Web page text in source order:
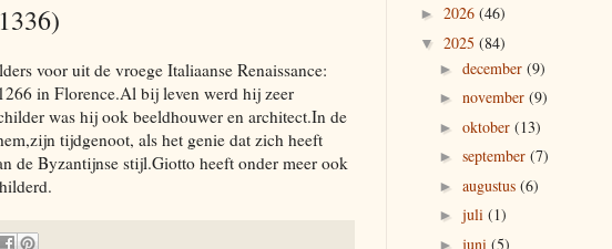
voor uit de vroege Italiaanse Renaissance:
in Florence.Al bij leven werd hij zeer
was hij ook beeldhouwer en architect.In de
tijdgenoot, als het genie dat zich heeft
de Byzantijnse stijl.Giotto heeft onder meer ook
► 2026 (46)
▼ 2025 (84)
► december (9)
► november (9)
► oktober (13)
► september (7)
► augustus (6)
► juli (1)
► juni (5)